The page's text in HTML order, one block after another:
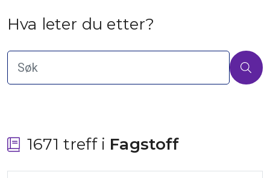
Hva leter du etter?
1671 treff i Fagstoff